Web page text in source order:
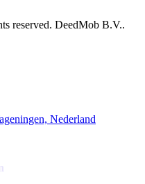
reserved. DeedMob B.V..
Nederland